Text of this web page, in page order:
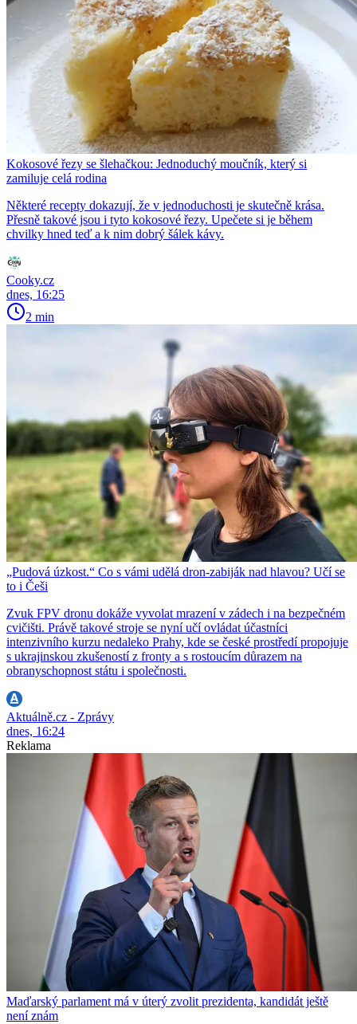
Kokosové řezy se šlehačkou: Jednoduchý moučník, který si
zamiluje celá rodina
Některé recepty dokazují, že v jednoduchosti je skutečně krása.
Přesně takové jsou i tyto kokosové řezy. Upečete si je během
chvilky hned teď a k nim dobrý šálek kávy.
Cooky.cz
dnes, 16:25
2 min
„Pudová úzkost.“ Co s vámi udělá dron-zabiják nad hlavou? Učí se
to i Češi
Zvuk FPV dronu dokáže vyvolat mrazení v zádech i na bezpečném
cvičišti. Právě takové stroje se nyní učí ovládat účastníci
intenzivního kurzu nedaleko Prahy, kde se české prostředí propojuje
s ukrajinskou zkušeností z fronty a s rostoucím důrazem na
obranyschopnost státu i společnosti.
Aktuálně.cz - Zprávy
dnes, 16:24
Reklama
Maďarský parlament má v úterý zvolit prezidenta, kandidát ještě
není znám